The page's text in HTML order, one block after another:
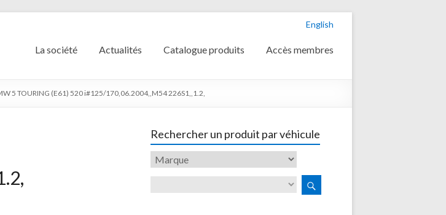
English
La société Actualités Catalogue produits Accès membres
5 TOURING (E61) 520 i#125/170,06.2004,,M54 226S1,,1.2,
Rechercher un produit par véhicule